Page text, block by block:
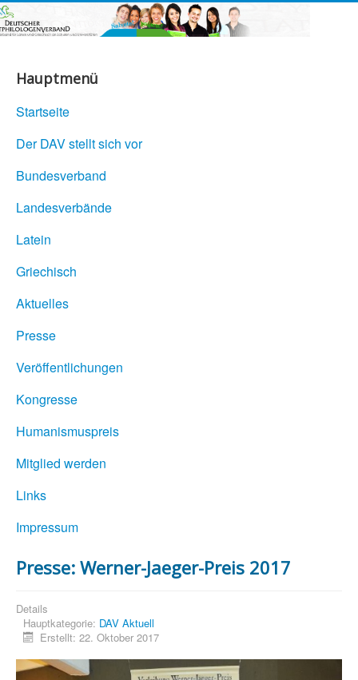
Hauptmenü
Startseite
Der DAV stellt sich vor
Bundesverband
Landesverbände
Latein
Griechisch
Aktuelles
Presse
Veröffentlichungen
Kongresse
Humanismuspreis
Mitglied werden
Links
Impressum
Presse: Werner-Jaeger-Preis 2017
Details
Hauptkategorie: DAV Aktuell
Erstellt: 22. Oktober 2017